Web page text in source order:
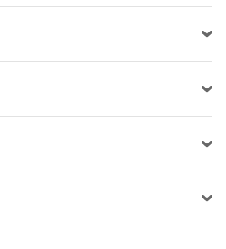
о Матрас